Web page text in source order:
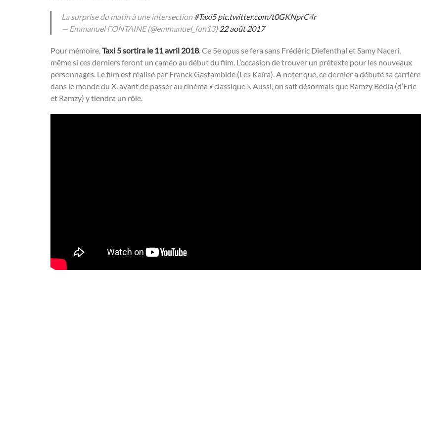
La surprise du matin à une intersection#Taxi5 pic.twitter.com/t0GKNprC4r
— Emmanuel FONTAINE (@emmanuel_fon13)22 août 2017
Pour mémoire,Taxi 5 sortira le 11 avril 2018. Ce 5e opus se fera sans Frédéric Diefenthal et Samy Naceri,
même si ces derniers feront un caméo au début du film. L’occasion de trouver un prétexte pour les nouveaux
personnages. Le film est réalisé par Franck Gastambide (Les Kaïra). A noter que, ce dernier a débuté sa carrière
dans le monde du X, avant de passer au cinéma « classique ». Aussi, on sait désormais que Ramzy Bédia (d’Eric
et Ramzy) y tiendra un rôle.